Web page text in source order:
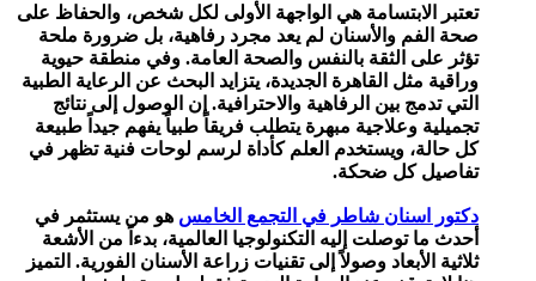
تعتبر الابتسامة هي الواجهة الأولى لكل شخص، والحفاظ على
صحة الفم والأسنان لم يعد مجرد رفاهية، بل ضرورة ملحة
تؤثر على الثقة بالنفس والصحة العامة. وفي منطقة حيوية
وراقية مثل القاهرة الجديدة، يتزايد البحث عن الرعاية الطبية
التي تدمج بين الرفاهية والاحترافية. إن الوصول إلى نتائج
تجميلية وعلاجية مبهرة يتطلب فريقاً طبياً يفهم جيداً طبيعة
كل حالة، ويستخدم العلم كأداة لرسم لوحات فنية تظهر في
تفاصيل كل ضحكة.
دكتور اسنان شاطر في التجمع الخامس هو من يستثمر في
أحدث ما توصلت إليه التكنولوجيا العالمية، بدءاً من الأشعة
ثلاثية الأبعاد وصولاً إلى تقنيات زراعة الأسنان الفورية. التميز